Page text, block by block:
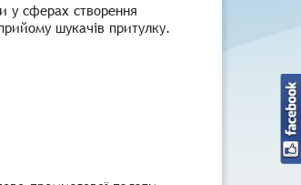
у сферах створення
шукачів притулку.